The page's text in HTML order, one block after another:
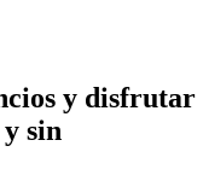
y disfrutar
sin